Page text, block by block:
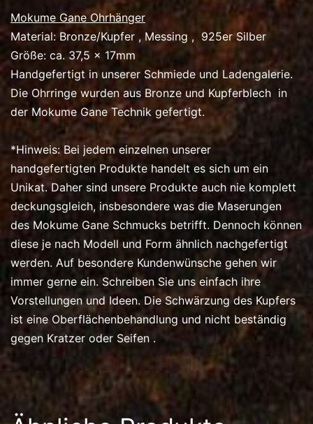
Mokume Gane Ohrhänger
Material: Bronze/Kupfer , Messing , 925er Silber
Größe: ca. 37,5 x 17mm
Handgefertigt in unserer Schmiede und Ladengalerie.
Die Ohrringe wurden aus Bronze und Kupferblech in
der Mokume Gane Technik gefertigt.
*Hinweis: Bei jedem einzelnen unserer
handgefertigten Produkte handelt es sich um ein
Unikat. Daher sind unsere Produkte auch nie komplett
deckungsgleich, insbesondere was die Maserungen
des Mokume Gane Schmucks betrifft. Dennoch können
diese je nach Modell und Form ähnlich nachgefertigt
werden. Auf besondere Kundenwünsche gehen wir
immer gerne ein. Schreiben Sie uns einfach ihre
Vorstellungen und Ideen. Die Schwärzung des Kupfers
ist eine Oberflächenbehandlung und nicht beständig
gegen Kratzer oder Seifen .